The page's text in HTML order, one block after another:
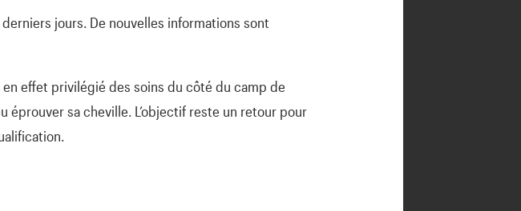
jours. De nouvelles informations sont
effet privilégié des soins du côté du camp de
sa cheville. L’objectif reste un retour pour